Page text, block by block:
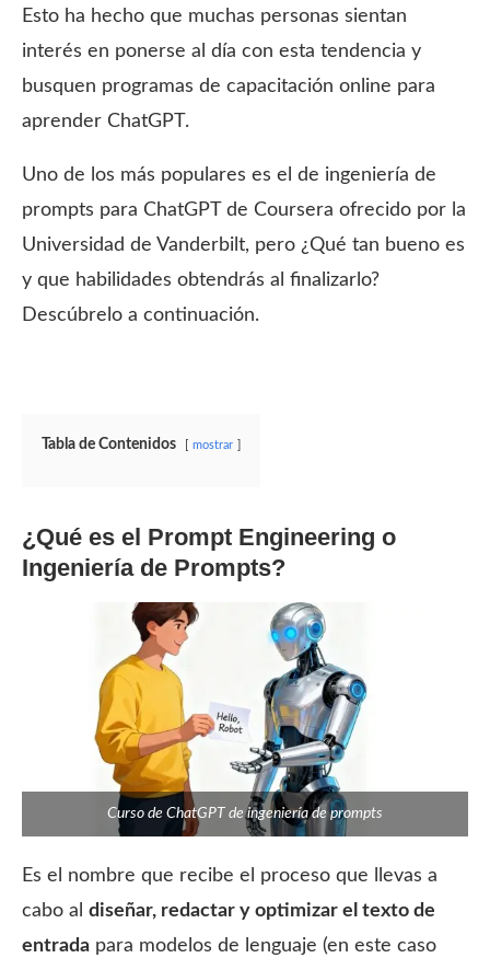
Esto ha hecho que muchas personas sientan
interés en ponerse al día con esta tendencia y
busquen programas de capacitación online para
aprender ChatGPT.
Uno de los más populares es el de ingeniería de
prompts para ChatGPT de Coursera ofrecido por la
Universidad de Vanderbilt, pero ¿Qué tan bueno es
y que habilidades obtendrás al finalizarlo?
Descúbrelo a continuación.
Tabla de Contenidos mostrar
¿Qué es el Prompt Engineering o
Ingeniería de Prompts?
Curso de ChatGPT de ingeniería de prompts
Es el nombre que recibe el proceso que llevas a
cabo al diseñar, redactar y optimizar el texto de
entrada para modelos de lenguaje (en este caso